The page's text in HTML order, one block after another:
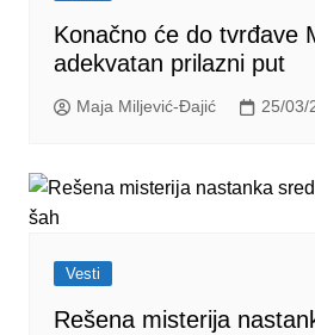
Konačno će do tvrđave
adekvatan prilazni put
Maja Miljević-Đajić 25/03/
Vesti
Rešena misterija